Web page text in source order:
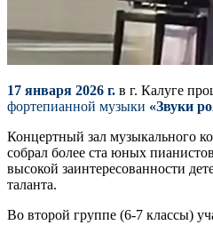
17 января 2026 г. в г. Калуге
фортепианной музыки «Звуки
Концертный зал музыкального
собрал более ста юных
высокой заинтересованности
таланта.
Во второй группе (6-7 классы)